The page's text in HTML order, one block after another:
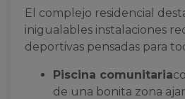
El complejo residencial
inigualables instalaciones
deportivas pensadas para
Piscina comunitaria
de una bonita zona